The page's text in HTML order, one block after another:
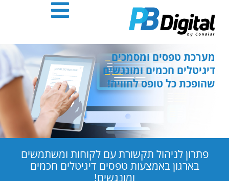
אנטר
מערכת טפסים ומסמכים
דיגיטלים חכמים ומונגשים
שהופכת כל טופס לחוויה!
פתרון לניהול תקשורת עם לקוחות ומשתמשים
בארגון באמצעות טפסים דיגיטלים חכמים
ומונגשים!